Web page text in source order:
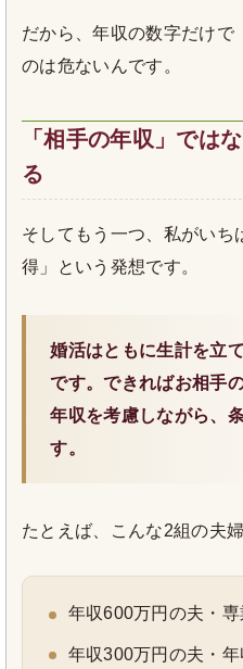
だから、年収の数字だけで
のは危ないんです。
「相手の年収」では
る
そしてもう一つ、私がいち
得」という発想です。
婚活はともに生計を立
です。できればお相手
年収を考慮しながら、
す。
たとえば、こんな2組の夫
年収600万円の夫・
年収300万円の夫・